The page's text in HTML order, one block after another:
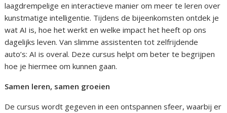
laagdrempelige en interactieve manier om meer te leren over
kunstmatige intelligentie. Tijdens de bijeenkomsten ontdek je
wat AI is, hoe het werkt en welke impact het heeft op ons
dagelijks leven. Van slimme assistenten tot zelfrijdende
auto’s: AI is overal. Deze cursus helpt om beter te begrijpen
hoe je hiermee om kunnen gaan.
Samen leren, samen groeien
De cursus wordt gegeven in een ontspannen sfeer, waarbij er